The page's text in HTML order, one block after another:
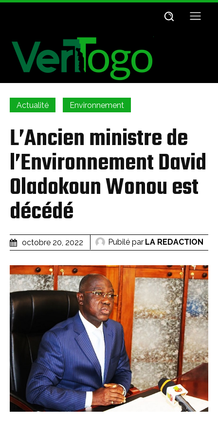
Actualité Environnement
L’Ancien ministre de
l’Environnement David
Oladokoun Wonou est
décédé
octobre 20, 2022 Pubilé par LA REDACTION